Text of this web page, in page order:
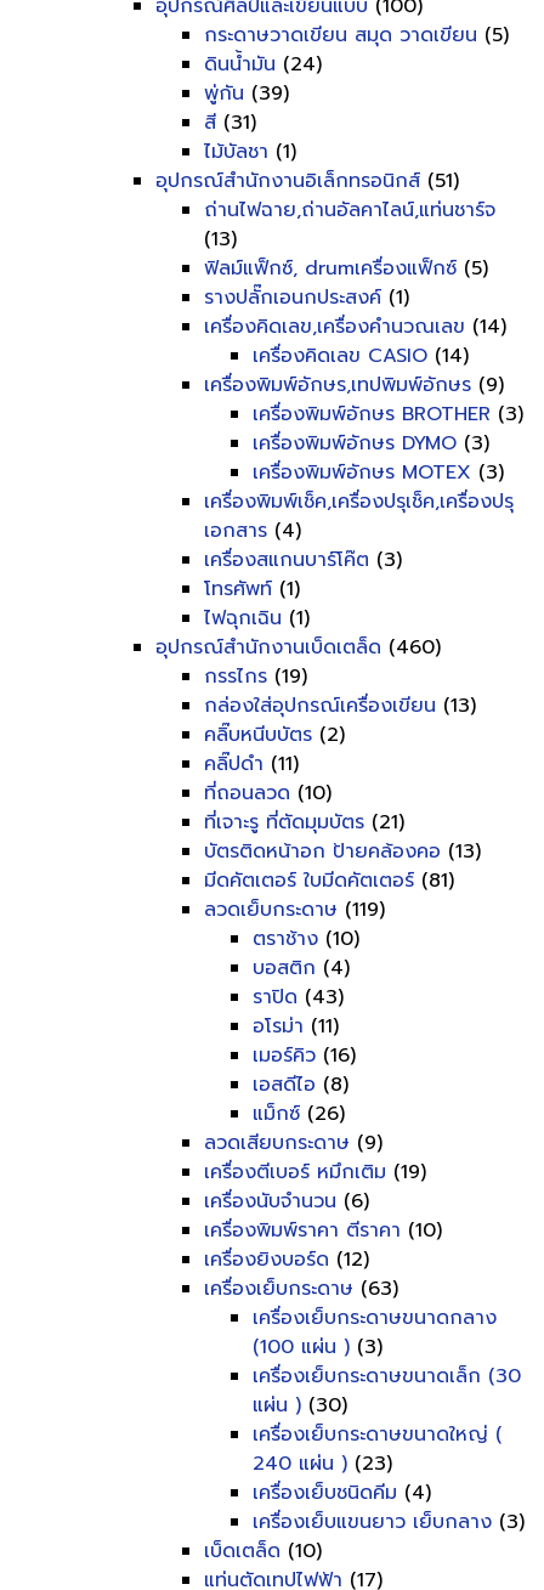
อุปกรณ์ศิลป์และเขียนแบบ (100)
กระดาษวาดเขียน สมุด วาดเขียน (5)
ดินน้ำมัน (24)
พู่กัน (39)
สี (31)
ไม้บัลชา (1)
อุปกรณ์สำนักงานอิเล็กทรอนิกส์ (51)
ถ่านไฟฉาย,ถ่านอัลคาไลน์,แท่นชาร์จ
(13)
ฟิลม์แฟ็กซ์, drumเครื่องแฟ็กซ์ (5)
รางปลั๊กเอนกประสงค์ (1)
เครื่องคิดเลข,เครื่องคำนวณเลข (14)
เครื่องคิดเลข CASIO (14)
เครื่องพิมพ์อักษร,เทปพิมพ์อักษร (9)
เครื่องพิมพ์อักษร BROTHER (3)
เครื่องพิมพ์อักษร DYMO (3)
เครื่องพิมพ์อักษร MOTEX (3)
เครื่องพิมพ์เช็ค,เครื่องปรุเช็ค,เครื่องปรุ
เอกสาร (4)
เครื่องสแกนบาร์โค๊ต (3)
โทรศัพท์ (1)
ไฟฉุกเฉิน (1)
อุปกรณ์สำนักงานเบ็ดเตล็ด (460)
กรรไกร (19)
กล่องใส่อุปกรณ์เครื่องเขียน (13)
คลิ๊บหนีบบัตร (2)
คลิ๊ปดำ (11)
ที่ถอนลวด (10)
ที่เจาะรู ที่ตัดมุมบัตร (21)
บัตรติดหน้าอก ป้ายคล้องคอ (13)
มีดคัตเตอร์ ใบมีดคัตเตอร์ (81)
ลวดเย็บกระดาษ (119)
ตราช้าง (10)
บอสติก (4)
ราปิด (43)
อโรม่า (11)
เมอร์คิว (16)
เอสดีไอ (8)
แม็กซ์ (26)
ลวดเสียบกระดาษ (9)
เครื่องตีเบอร์ หมึกเติม (19)
เครื่องนับจำนวน (6)
เครื่องพิมพ์ราคา ตีราคา (10)
เครื่องยิงบอร์ด (12)
เครื่องเย็บกระดาษ (63)
เครื่องเย็บกระดาษขนาดกลาง
(100 แผ่น ) (3)
เครื่องเย็บกระดาษขนาดเล็ก (30
แผ่น ) (30)
เครื่องเย็บกระดาษขนาดใหญ่ (
240 แผ่น ) (23)
เครื่องเย็บชนิดคีม (4)
เครื่องเย็บแขนยาว เย็บกลาง (3)
เบ็ดเตล็ด (10)
แท่นตัดเทปไฟฟ้า (17)